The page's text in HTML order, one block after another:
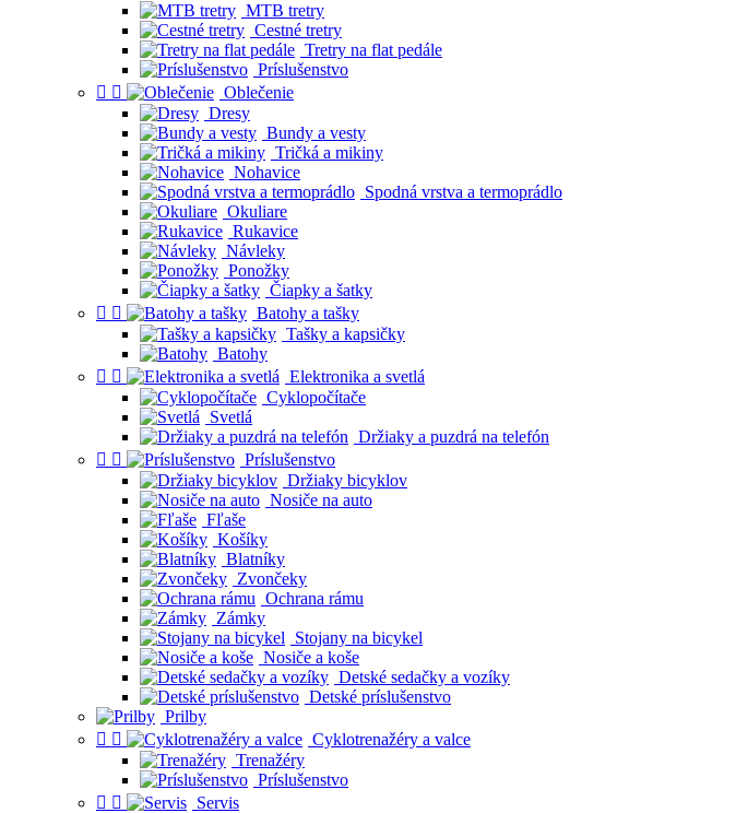
MTB tretry
Cestné tretry
Tretry na flat pedále
Príslušenstvo
 
Oblečenie
Dresy
Bundy a vesty
Tričká a mikiny
Nohavice
Spodná vrstva a termoprádlo
Okuliare
Rukavice
Návleky
Ponožky
Čiapky a šatky
 
Batohy a tašky
Tašky a kapsičky
Batohy
 
Elektronika a svetlá
Cyklopočítače
Svetlá
Držiaky a puzdrá na telefón
 
Príslušenstvo
Držiaky bicyklov
Nosiče na auto
Fľaše
Košíky
Blatníky
Zvončeky
Ochrana rámu
Zámky
Stojany na bicykel
Nosiče a koše
Detské sedačky a vozíky
Detské príslušenstvo
Prilby
 
Cyklotrenažéry a valce
Trenažéry
Príslušenstvo
 
Servis